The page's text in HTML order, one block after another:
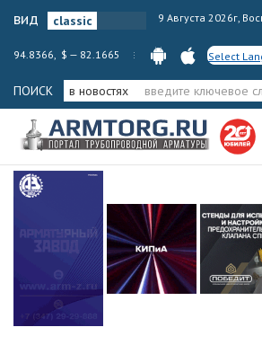
вид 9 Августа 2026г,
94.8366, $ — 82.1665 Select
ПОИСК в новостях